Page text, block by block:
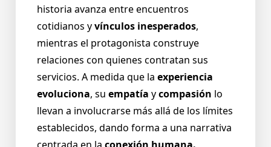
historia avanza entre encuentros
cotidianos yvínculos inesperados,
mientras el protagonista construye
relaciones con quienes contratan sus
servicios. A medida que la experiencia
evoluciona, su empatía ycompasión lo
llevan a involucrarse más allá de los límites
establecidos, dando forma a una narrativa